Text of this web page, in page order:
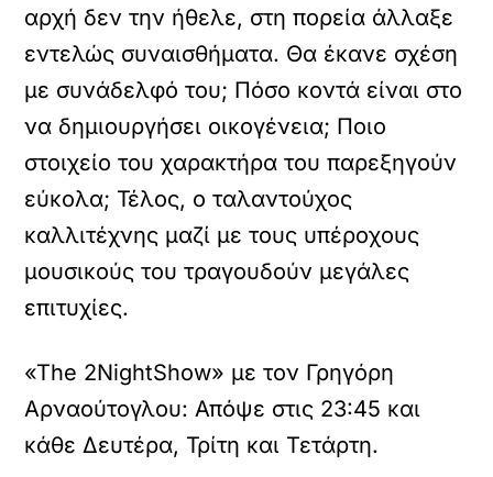
αρχή δεν την ήθελε, στη πορεία άλλαξε
εντελώς συναισθήματα. Θα έκανε σχέση
με συνάδελφό του; Πόσο κοντά είναι στο
να δημιουργήσει οικογένεια; Ποιο
στοιχείο του χαρακτήρα του παρεξηγούν
εύκολα; Τέλος, ο ταλαντούχος
καλλιτέχνης μαζί με τους υπέροχους
μουσικούς του τραγουδούν μεγάλες
επιτυχίες.
«The 2NightShow» με τον Γρηγόρη
Αρναούτογλου: Απόψε στις 23:45 και
κάθε Δευτέρα, Τρίτη και Τετάρτη.